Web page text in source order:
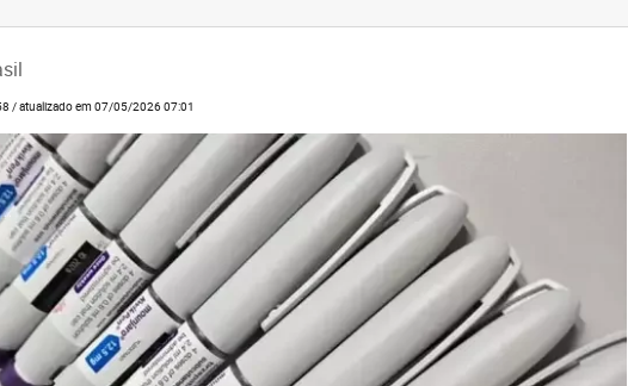
/ atualizado em 07/05/2026 07:01